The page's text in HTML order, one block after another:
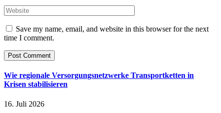
Save my name, email, and website in this browser for the next
time I comment.
Wie regionale Versorgungsnetzwerke Transportketten in
Krisen stabilisieren
16. Juli 2026